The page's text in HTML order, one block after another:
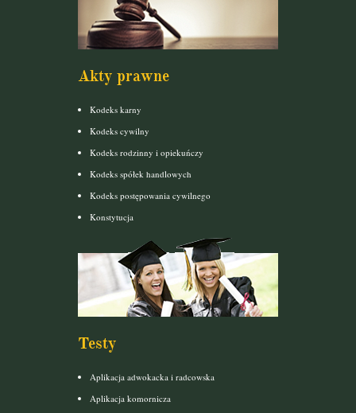
Akty prawne
Kodeks karny
Kodeks cywilny
Kodeks rodzinny i opiekuńczy
Kodeks spółek handlowych
Kodeks postępowania cywilnego
Konstytucja
Testy
Aplikacja adwokacka i radcowska
Aplikacja komornicza